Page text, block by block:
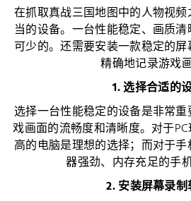
在抓取真战三国地图中的人物视
当的设备。一台性能稳定、画质
可少的。还需要安装一款稳定的
精确地记录游戏画
1. 选择合适的
选择一台性能稳定的设备是非常
戏画面的流畅度和清晰度。对于
高的电脑是理想的选择；而对于
器强劲、内存充足的手
2. 安装屏幕录制